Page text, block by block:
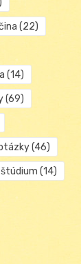
(22)
(14)
(69)
(46)
štúdium (14)